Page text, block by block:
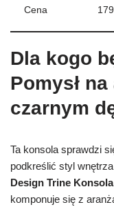
Cena
Dla kogo
Pomysł
czarnym
Ta konsola sprawdzi
podkreślić styl
Design Trine
komponuje się z